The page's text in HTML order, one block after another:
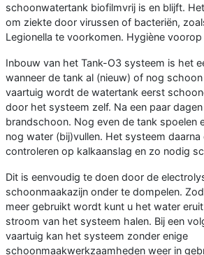
schoonwatertank biofilmvrij is en blijft.
om ziekte door virussen of bacteriën,
Legionella te voorkomen. Hygiène
Inbouw van het Tank-O3 systeem is het
wanneer de tank al (nieuw) of nog
vaartuig wordt de watertank eerst
door het systeem zelf. Na een paar
brandschoon. Nog even de tank spoelen
nog water (bij)vullen. Het systeem daarna
controleren op kalkaanslag en zo nodig
Dit is eenvoudig te doen door de
schoonmaakazijn onder te dompelen.
meer gebruikt wordt kunt u het water
stroom van het systeem halen. Bij een
vaartuig kan het systeem zonder enige
schoonmaakwerkzaamheden weer in